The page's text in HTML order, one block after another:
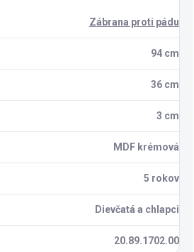
Zábrana proti pádu
94 cm
36 cm
3 cm
MDF krémová
5 rokov
Dievčatá a chlapci
20.89.1702.00